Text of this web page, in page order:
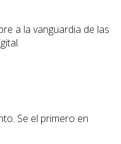
a la vanguardia de las
Se el primero en